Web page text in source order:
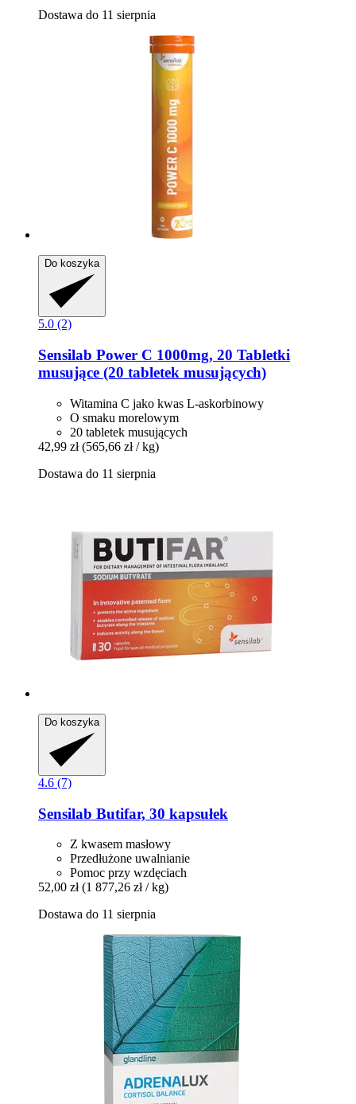
Dostawa do 11 sierpnia
Do koszyka
5.0 (2)
Sensilab Power C 1000mg, 20 Tabletki
musujące (20 tabletek musujących)
Witamina C jako kwas L-askorbinowy
O smaku morelowym
20 tabletek musujących
42,99 zł (565,66 zł / kg)
Dostawa do 11 sierpnia
Do koszyka
4.6 (7)
Sensilab Butifar, 30 kapsułek
Z kwasem masłowy
Przedłużone uwalnianie
Pomoc przy wzdęciach
52,00 zł (1 877,26 zł / kg)
Dostawa do 11 sierpnia